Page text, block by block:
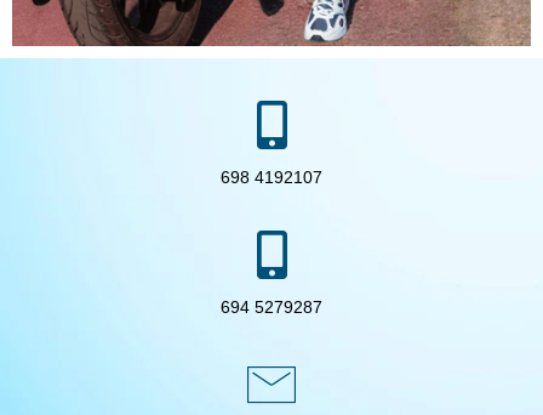
698 4192107
694 5279287